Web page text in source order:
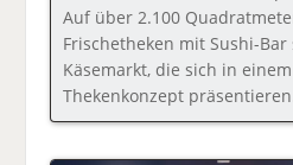
Auf über 2.100
Frischetheken mit Sushi-Bar
Käsemarkt, die sich in
Thekenkonzept